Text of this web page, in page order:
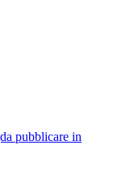
pubblicare in